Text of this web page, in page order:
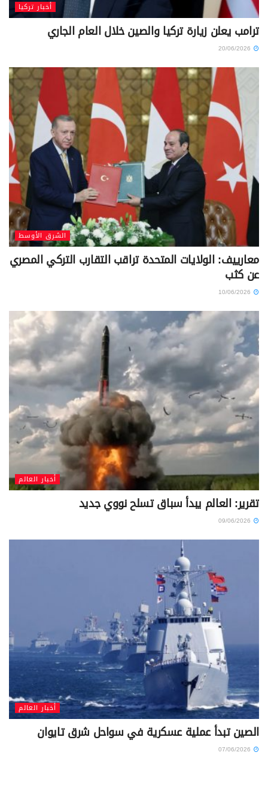
أخبار تركيا
ترامب يعلن زيارة تركيا والصين خلال العام الجاري
الشرق الأوسط
معارييف: الولايات المتحدة تراقب التقارب التركي المصري
عن كثب
أخبار العالم
تقرير: العالم يبدأ سباق تسلح نووي جديد
أخبار العالم
الصين تبدأ عملية عسكرية في سواحل شرق تايوان